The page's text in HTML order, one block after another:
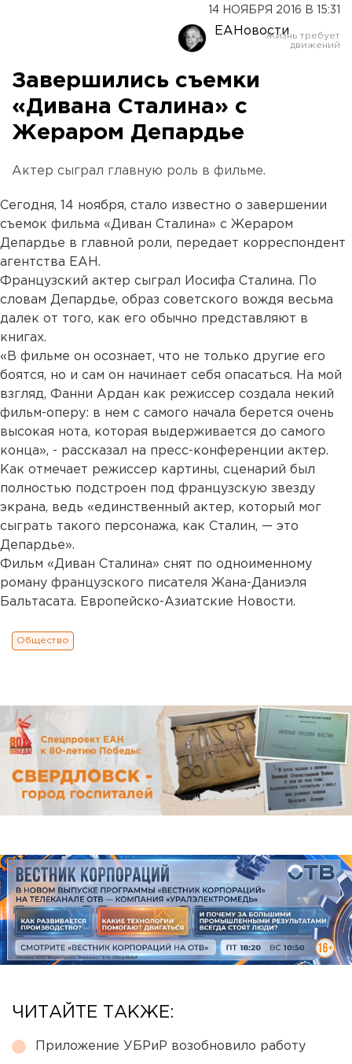
14 НОЯБРЯ 2016 В 15:31
ЕАНовости
Завершились съемки
«Дивана Сталина» с
Жераром Депардье
Актер сыграл главную роль в фильме.
Сегодня, 14 ноября, стало известно о завершении
съемок фильма «Диван Сталина» с Жераром
Депардье в главной роли, передает корреспондент
агентства ЕАН.
Французский актер сыграл Иосифа Сталина. По
словам Депардье, образ советского вождя весьма
далек от того, как его обычно представляют в
книгах.
«В фильме он осознает, что не только другие его
боятся, но и сам он начинает себя опасаться. На мой
взгляд, Фанни Ардан как режиссер создала некий
фильм-оперу: в нем с самого начала берется очень
высокая нота, которая выдерживается до самого
конца», - рассказал на пресс-конференции актер.
Как отмечает режиссер картины, сценарий был
полностью подстроен под французскую звезду
экрана, ведь «единственный актер, который мог
сыграть такого персонажа, как Сталин, — это
Депардье».
Фильм «Диван Сталина» снят по одноименному
роману французского писателя Жана-Даниэля
Бальтасата. Европейско-Азиатские Новости.
Общество
ЧИТАЙТЕ ТАКЖЕ:
Приложение УБРиР возобновило работу